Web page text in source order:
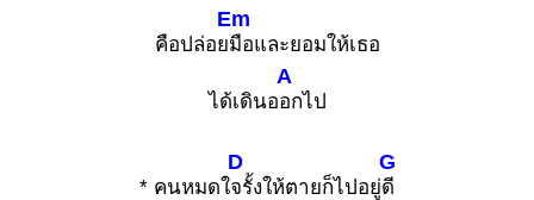
คือปล่อย
Em
มือและยอมให้เธอ
ได้เดินอ
A
อกไป
* คนหมดใ
D
จรั้งให้ตายก็ไปอยู่
G
ดี